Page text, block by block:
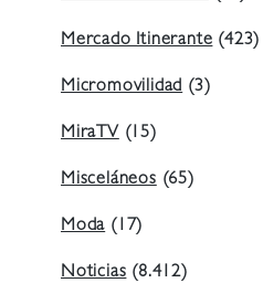
Mercado Itinerante (423)
Micromovilidad (3)
MiraTV (15)
Misceláneos (65)
Moda (17)
Noticias (8.412)